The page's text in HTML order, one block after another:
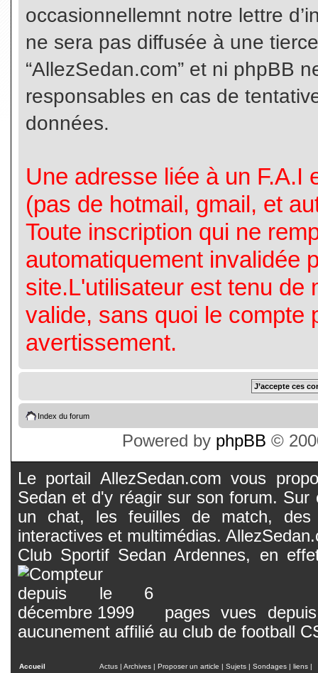
occasionnellemnt notre lettre
ne sera pas diffusée à une
“AllezSedan.com” et ni phpBB
responsables en cas de
données.
Une adresse liée à un F.A.I
(pas de hotmail, gmail, et
Toute inscription qui ne
automatiquement invalidée
site.L'utilisateur est tenu de
valide, sans quoi le compte
avertissement.
Index du forum
Powered by phpBB ©
Le portail AllezSedan.com vous
Sedan et d'y réagir sur son forum.
un chat, les feuilles de match, des
interactives et multimédias.
Club Sportif Sedan Ardennes, en
pages vues
aucunement affilié au club de football
Accueil Actus | Archives | Proposer un article | Sujets | Sondages | liens |